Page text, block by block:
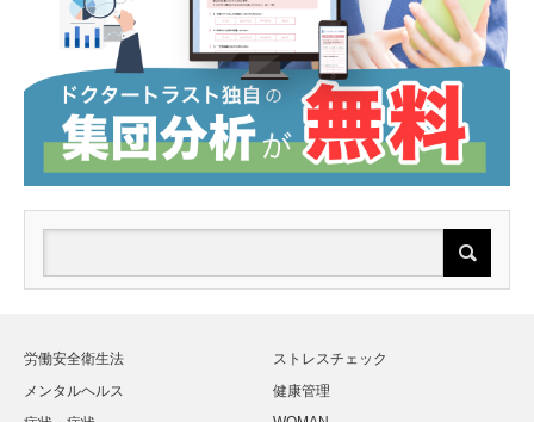
労働安全衛生法
ストレスチェック
メンタルヘルス
健康管理